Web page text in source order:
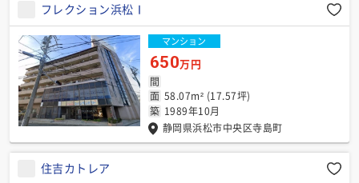
マンション
フレクション浜松Ⅰ
間
面 58.07m² (17.57坪)
築 1989年10月
静岡県浜松市中央区寺島町
650万円
住吉カトレア